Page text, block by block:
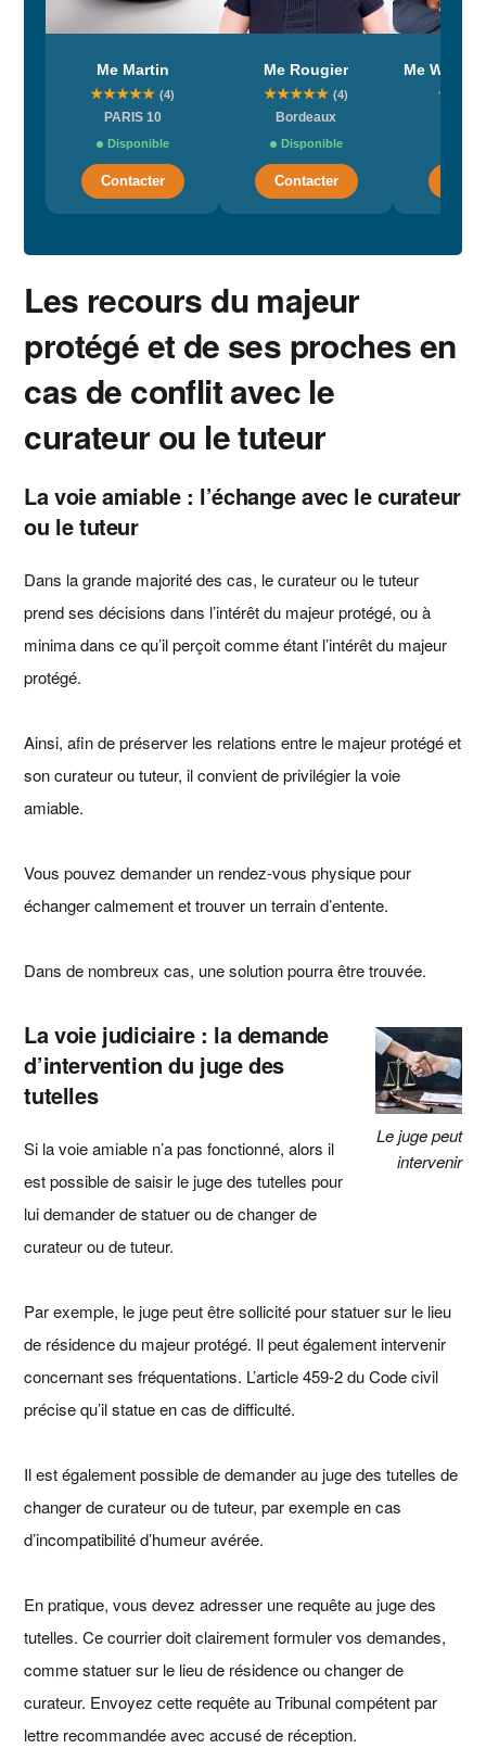
Me Martin
★★★★★ (4)
PARIS 10
Disponible
Contacter
Me Rougier
★★★★★ (4)
Bordeaux
Disponible
Contacter
★
Les recours du majeur
protégé et de ses proches en
cas de conflit avec le
curateur ou le tuteur
La voie amiable : l’échange avec le curateur
ou le tuteur
Dans la grande majorité des cas, le curateur ou le tuteur
prend ses décisions dans l’intérêt du majeur protégé, ou à
minima dans ce qu’il perçoit comme étant l’intérêt du majeur
protégé.
Ainsi, afin de préserver les relations entre le majeur protégé et
son curateur ou tuteur, il convient de privilégier la voie
amiable.
Vous pouvez demander un rendez-vous physique pour
échanger calmement et trouver un terrain d’entente.
Dans de nombreux cas, une solution pourra être trouvée.
Le juge peut
intervenir
La voie judiciaire : la demande
d’intervention du juge des
tutelles
Si la voie amiable n’a pas fonctionné, alors il
est possible de saisir le juge des tutelles pour
lui demander de statuer ou de changer de
curateur ou de tuteur.
Par exemple, le juge peut être sollicité pour statuer sur le lieu
de résidence du majeur protégé. Il peut également intervenir
concernant ses fréquentations. L’article 459-2 du Code civil
précise qu’il statue en cas de difficulté.
Il est également possible de demander au juge des tutelles de
changer de curateur ou de tuteur, par exemple en cas
d’incompatibilité d’humeur avérée.
En pratique, vous devez adresser une requête au juge des
tutelles. Ce courrier doit clairement formuler vos demandes,
comme statuer sur le lieu de résidence ou changer de
curateur. Envoyez cette requête au Tribunal compétent par
lettre recommandée avec accusé de réception.